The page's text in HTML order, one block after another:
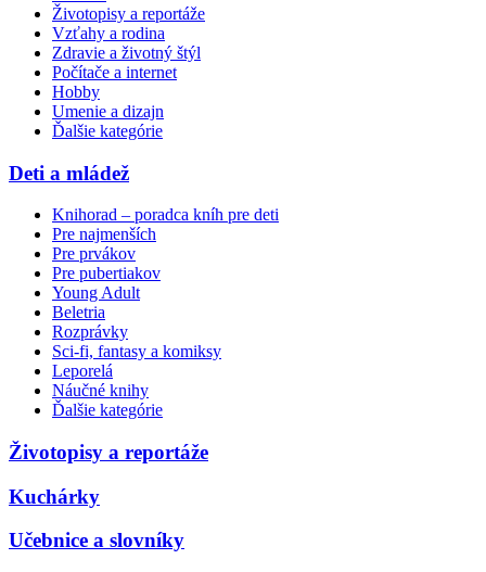
Životopisy a reportáže
Vzťahy a rodina
Zdravie a životný štýl
Počítače a internet
Hobby
Umenie a dizajn
Ďalšie kategórie
Deti a mládež
Knihorad – poradca kníh pre deti
Pre najmenších
Pre prvákov
Pre pubertiakov
Young Adult
Beletria
Rozprávky
Sci-fi, fantasy a komiksy
Leporelá
Náučné knihy
Ďalšie kategórie
Životopisy a reportáže
Kuchárky
Učebnice a slovníky